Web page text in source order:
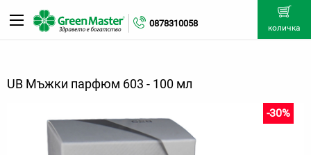
0878310058 количка
UB Мъжки парфюм 603 - 100 мл
-30%